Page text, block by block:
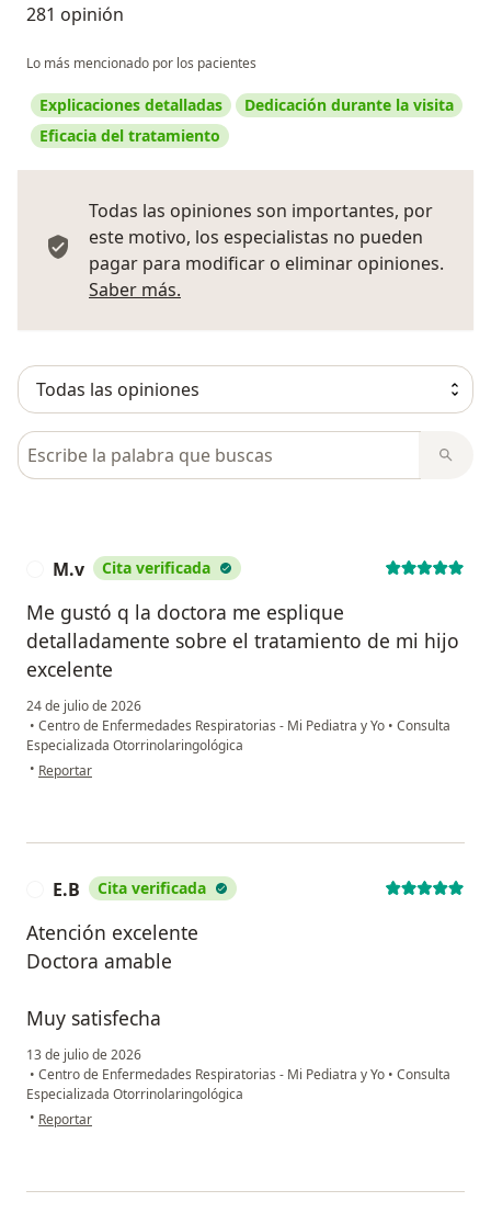
281 opinión
Lo más mencionado por los pacientes
Explicaciones detalladas
Dedicación durante la visita
Eficacia del tratamiento
Todas las opiniones son importantes, por
este motivo, los especialistas no pueden
pagar para modificar o eliminar opiniones.
Saber más.
Busca en opiniones
M.v Cita verificada
Me gustó q la doctora me esplique
detalladamente sobre el tratamiento de mi hijo
excelente
24 de julio de 2026
• Centro de Enfermedades Respiratorias - Mi Pediatra y Yo • Consulta
Especializada Otorrinolaringológica
• en opinión del usuario M.v
Reportar
E.B Cita verificada
Atención excelente
Doctora amable
Muy satisfecha
13 de julio de 2026
• Centro de Enfermedades Respiratorias - Mi Pediatra y Yo • Consulta
Especializada Otorrinolaringológica
• en opinión del usuario E.B
Reportar